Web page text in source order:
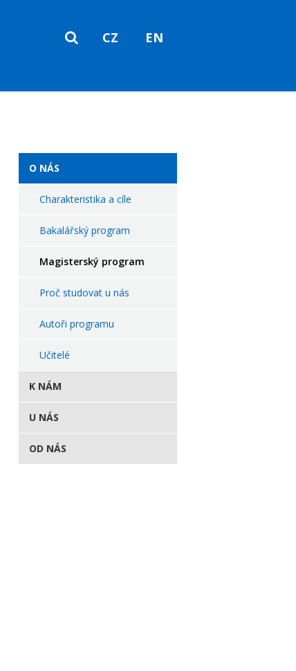
SEARCH
CZ EN
O NÁS
Charakteristika a cíle
Bakalářský program
Magisterský program
Proč studovat u nás
Autoři programu
Učitelé
K NÁM
U NÁS
OD NÁS